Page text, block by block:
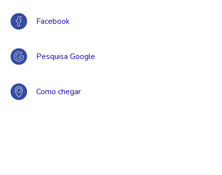
Facebook
Pesquisa Google
Como chegar